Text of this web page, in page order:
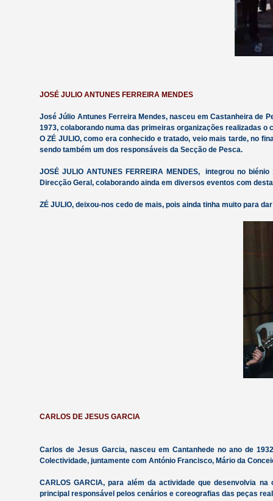
JOSÉ JULIO ANTUNES FERREIRA MENDES
José Júlio Antunes Ferreira Mendes, nasceu em Castanheira de
1973, colaborando numa das primeiras organizações realizadas o
O ZÉ JULIO, como era conhecido e tratado, veio mais tarde, no
sendo também um dos responsáveis da Secção de Pesca.
JOSÉ JULIO ANTUNES FERREIRA MENDES, integrou no
Direcção Geral, colaborando ainda em diversos eventos com
ZÉ JULIO, deixou-nos cedo de mais, pois ainda tinha muito para
CARLOS DE JESUS GARCIA
Carlos de Jesus Garcia, nasceu em Cantanhede no ano de
Colectividade, juntamente com António Francisco, Mário da
CARLOS GARCIA, para além da actividade que desenvolvia
principal responsável pelos cenários e coreografias das peças